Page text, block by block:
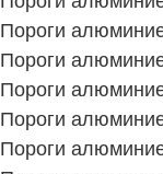
Пороги
Пороги
Пороги
Пороги
Пороги